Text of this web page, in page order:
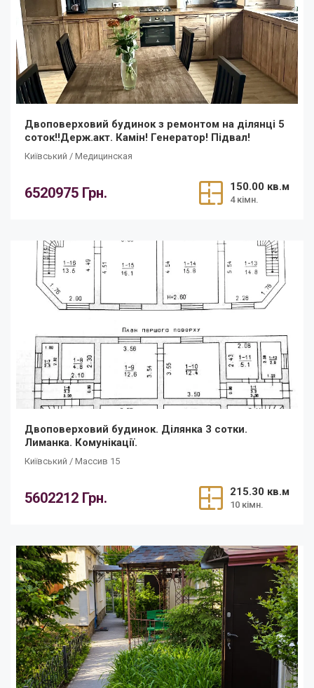
Двоповерховий будинок з ремонтом на ділянці 5
соток‼️Держ.акт. Камін! Генератор! Підвал!
Київський / Медицинская
6520975 Грн. 150.00 кв.м
4 кімн.
Двоповерховий будинок. Ділянка 3 сотки.
Лиманка. Комунікації.
Київський / Массив 15
5602212 Грн. 215.30 кв.м
10 кімн.